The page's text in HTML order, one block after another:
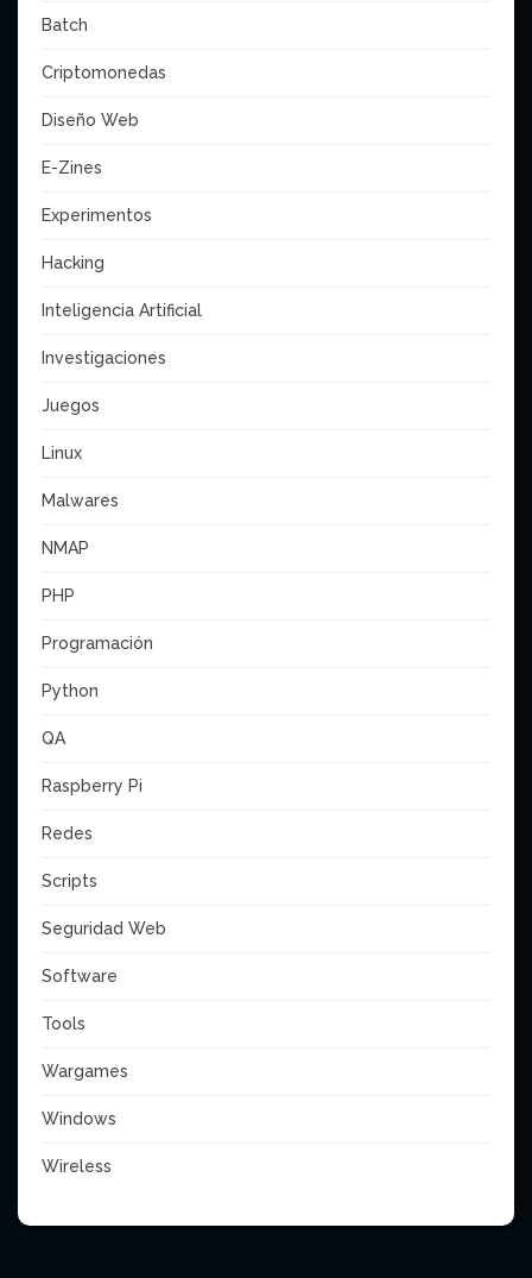
Batch
Criptomonedas
Diseño Web
E-Zines
Experimentos
Hacking
Inteligencia Artificial
Investigaciones
Juegos
Linux
Malwares
NMAP
PHP
Programación
Python
QA
Raspberry Pi
Redes
Scripts
Seguridad Web
Software
Tools
Wargames
Windows
Wireless